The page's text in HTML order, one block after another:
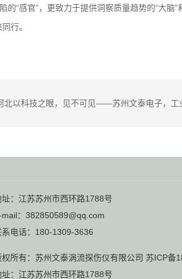
“感官”，更致力于提供洞察质量趋势的“大脑”
行。
北以科技之眼，见不可见——苏州文泰电子，工
址：江苏苏州市西环路1788号
mail：382850589@qq.com
系电话：180-1309-3636
权所有：苏州文泰涡流探伤仪有限公司 苏ICP备
址：江苏苏州市西环路1788号